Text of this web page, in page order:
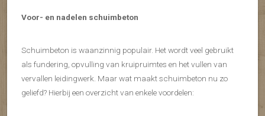
Voor- en nadelen schuimbeton
Schuimbeton is waanzinnig populair. Het wordt veel gebruikt
als fundering, opvulling van kruipruimtes en het vullen van
vervallen leidingwerk. Maar wat maakt schuimbeton nu zo
geliefd? Hierbij een overzicht van enkele voordelen: